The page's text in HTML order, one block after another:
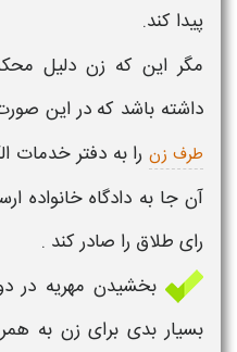
پیدا کند.
مگر این که زن دلیل
داشته باشد که در این
طرف زن را به دفتر خدمات
آن جا به دادگاه خانواده
رای طلاق را صادر کند .
بخشیدن مهریه در
بسیار بدی برای زنبه